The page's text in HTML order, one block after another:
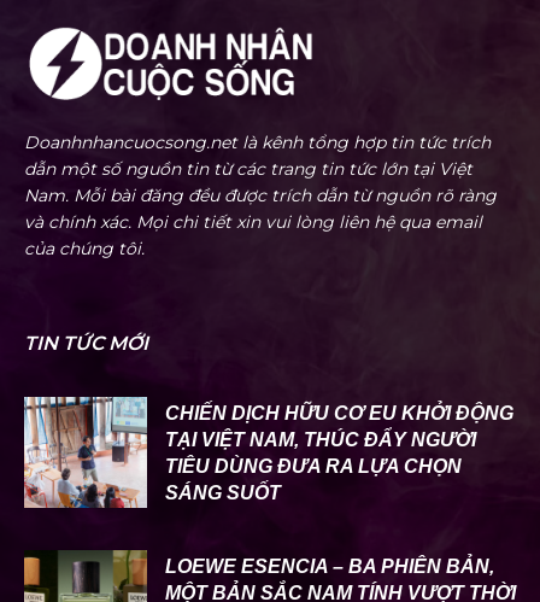
Doanhnhancuocsong.net là kênh tổng hợp tin tức trích
dẫn một số nguồn tin từ các trang tin tức lớn tại Việt
Nam. Mỗi bài đăng đều được trích dẫn từ nguồn rõ ràng
và chính xác. Mọi chi tiết xin vui lòng liên hệ qua email
của chúng tôi.
TIN TỨC MỚI
CHIẾN DỊCH HỮU CƠ EU KHỞI ĐỘNG
TẠI VIỆT NAM, THÚC ĐẨY NGƯỜI
TIÊU DÙNG ĐƯA RA LỰA CHỌN
SÁNG SUỐT
LOEWE ESENCIA – BA PHIÊN BẢN,
MỘT BẢN SẮC NAM TÍNH VƯỢT THỜI